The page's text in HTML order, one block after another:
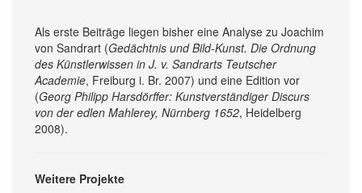
Als erste Beiträge liegen bisher eine Analyse zu Joachim
von Sandrart (Gedächtnis und Bild-Kunst. Die Ordnung
des Künstler­wissen in J. v. Sandrarts Teutscher
Academie, Freiburg i. Br. 2007) und eine Edition vor
(Georg Philipp Harsdörffer: Kunst­verständiger Discurs
von der edlen Mahlerey, Nürnberg 1652, Heidelberg
2008).
Weitere Projekte